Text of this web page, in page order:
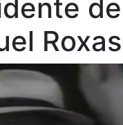
de
Roxas